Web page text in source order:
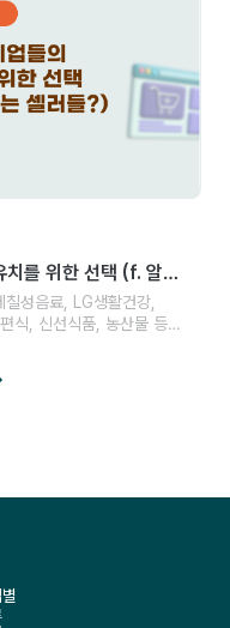
를 위한 선택 (f. 알리,
성음료, LG생활건강,
식, 신선식품, 농산물 등
고자 다양한 정책을